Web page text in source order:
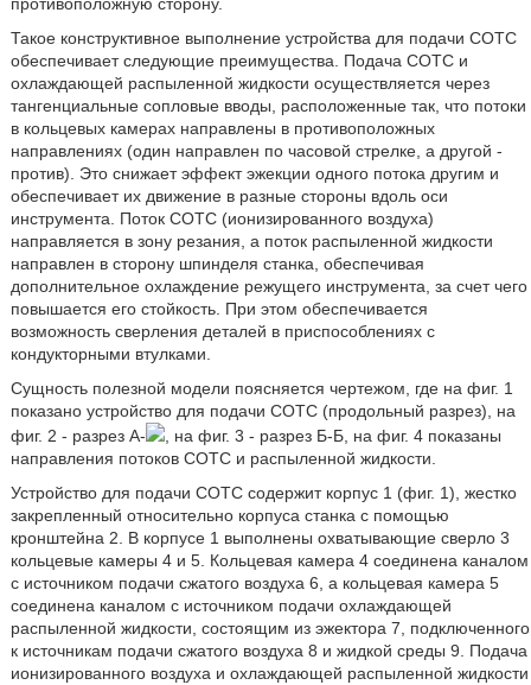
Такое конструктивное выполнение устройства для подачи СОТС
обеспечивает следующие преимущества. Подача СОТС и
охлаждающей распыленной жидкости осуществляется через
тангенциальные сопловые вводы, расположенные так, что потоки
в кольцевых камерах направлены в противоположных
направлениях (один направлен по часовой стрелке, а другой -
против). Это снижает эффект эжекции одного потока другим и
обеспечивает их движение в разные стороны вдоль оси
инструмента. Поток СОТС (ионизированного воздуха)
направляется в зону резания, а поток распыленной жидкости
направлен в сторону шпинделя станка, обеспечивая
дополнительное охлаждение режущего инструмента, за счет чего
повышается его стойкость. При этом обеспечивается
возможность сверления деталей в приспособлениях с
кондукторными втулками.
Сущность полезной модели поясняется чертежом, где на фиг. 1
показано устройство для подачи СОТС (продольный разрез), на
фиг. 2 - разрез А-
, на фиг. 3 - разрез Б-Б, на фиг. 4 показаны
направления потоков СОТС и распыленной жидкости.
Устройство для подачи СОТС содержит корпус 1 (фиг. 1), жестко
закрепленный относительно корпуса станка с помощью
кронштейна 2. В корпусе 1 выполнены охватывающие сверло 3
кольцевые камеры 4 и 5. Кольцевая камера 4 соединена каналом
с источником подачи сжатого воздуха 6, а кольцевая камера 5
соединена каналом с источником подачи охлаждающей
распыленной жидкости, состоящим из эжектора 7, подключенного
к источникам подачи сжатого воздуха 8 и жидкой среды 9. Подача
ионизированного воздуха и охлаждающей распыленной жидкости